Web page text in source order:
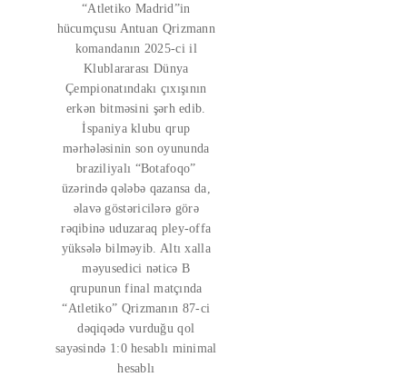
“Atletiko Madrid”in
hücumçusu Antuan Qrizmann
komandanın 2025-ci il
Klublararası Dünya
Çempionatındakı çıxışının
erkən bitməsini şərh edib.
İspaniya klubu qrup
mərhələsinin son oyununda
braziliyalı “Botafoqo”
üzərində qələbə qazansa da,
əlavə göstəricilərə görə
rəqibinə uduzaraq pley-offa
yüksələ bilməyib. Altı xalla
məyusedici nəticə B
qrupunun final matçında
“Atletiko” Qrizmanın 87-ci
dəqiqədə vurduğu qol
sayəsində 1:0 hesablı minimal
hesablı